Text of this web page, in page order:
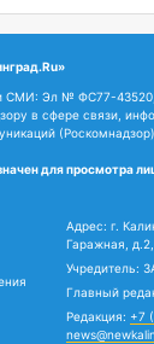
СМИ: Эл № ФС77-
в сфере связи,
(Роскомнадзор)
для просмотра
Адрес: г.
Гаражная,
Учредитель:
Главный
Редакция: +7